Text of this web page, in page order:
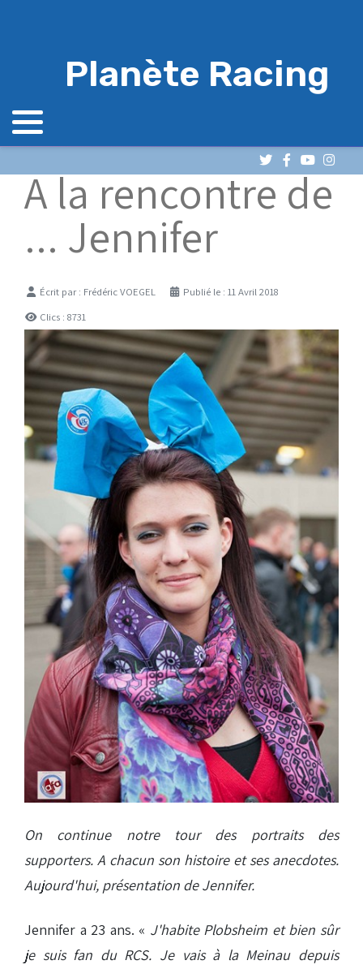
Planète Racing
A la rencontre de
... Jennifer
DétailsÉcrit par : Frédéric VOEGEL
Publié le : 11 Avril 2018
Clics : 8731
On continue notre tour des portraits des
supporters. A chacun son histoire et ses anecdotes.
Aujourd'hui, présentation de Jennifer.
Jennifer a 23 ans. « J'habite Plobsheim et bien sûr
je suis fan du RCS. Je vais à la Meinau depuis